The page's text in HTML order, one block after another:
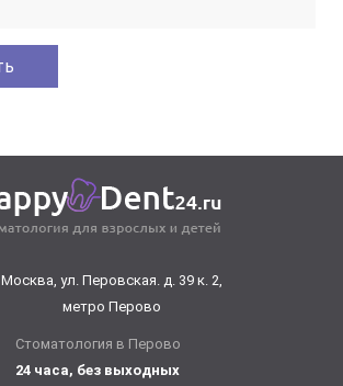
Москва, ул. Перовская. д. 39 к. 2,
метро Перово
Стоматология в Перово
24 часа, без выходных